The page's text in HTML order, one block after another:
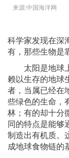
来源:中国海洋网
科学家发现在深
有，那些生物是
太阳是地球上
赖以生存的地球
者，当属已经在
些绿色的生命，
林；有的却十分
同的特点是能够
制造出有机质。
成地球食物链的